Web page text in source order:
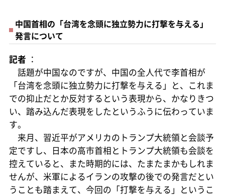
中国首相の「台湾を念頭に独立勢力に打撃を与える」
発言について
記者 ：
話題が中国なのですが、中国の全人代で李首相が
「台湾を念頭に独立勢力に打撃を与える」と、これま
での抑止だとか反対するという表現から、かなりきつ
い、踏み込んだ表現をしたというふうに伝わっていま
す。
来月、習近平がアメリカのトランプ大統領と会談予
定ですし、日本の高市首相とトランプ大統領も会談を
控えていると、また時期的には、たまたまかもしれま
せんが、米軍によるイランの攻撃の後での発言だとい
うことも踏まえて、今回の「打撃を与える」というこ